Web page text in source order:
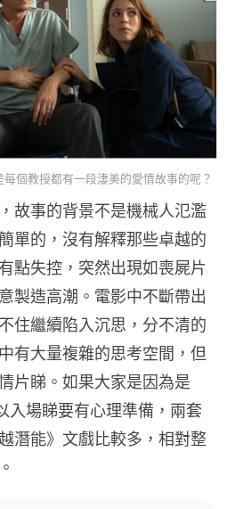
個教授都有一段淒美的愛情故事的呢？
故事的背景不是機械人氾濫
單的，沒有解釋那些卓越的
點失控，突然出現如喪屍片
製造高潮。電影中不斷帶出
住繼續陷入沉思，分不清的
有大量複雜的思考空間，但
片睇。如果大家是因為是
場睇要有心理準備，兩套
潛能》文戲比較多，相對整